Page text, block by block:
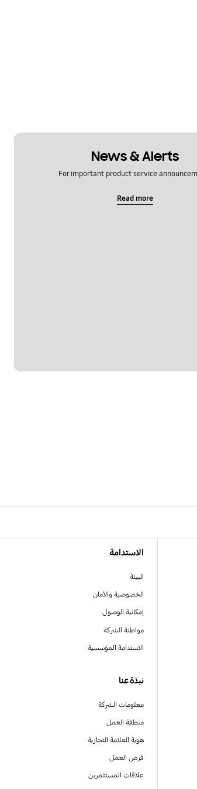
News & Alerts
For important product service
Read more
الاستدامة
البيئة
الخصوصية والأمان
إمكانية الوصول
مواطنة الشركة
الاستدامة المؤسسية
نبذة عنا
معلومات الشركة
منطقة العمل
هوية العلامة التجارية
فرص العمل
علاقات المستثمرين